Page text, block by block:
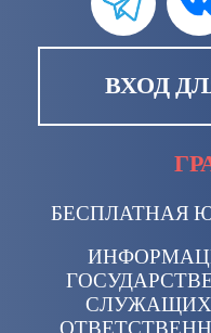
ВХОД
БЕСПЛАТНАЯ